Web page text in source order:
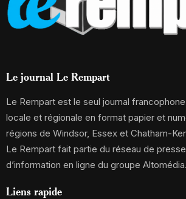
Le journal Le Rempart
Le Rempart est le seul journal
locale et régionale en format papier et
régions de Windsor, Essex et Chatham-
Le Rempart fait partie du réseau de
d’information en ligne du groupe Altomédia.
Liens rapide